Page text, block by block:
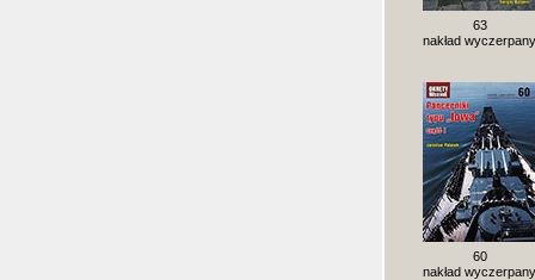
63
nakład wyczerpany
60
nakład wyczerpany